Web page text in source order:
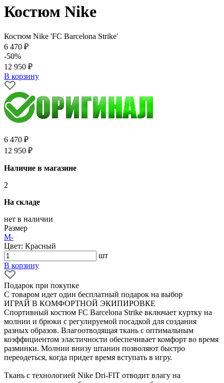
Костюм Nike
Костюм Nike 'FC Barcelona Strike'
6 470 ₽
-50%
12 950 ₽
В корзину
6 470 ₽
12 950 ₽
Наличие в магазине
2
На складе
нет в наличии
Размер
M-
Цвет: Красный
шт
В корзину
Подарок при покупке
С товаром идет один бесплатный подарок на выбор
ИГРАЙ В КОМФОРТНОЙ ЭКИПИРОВКЕ
Спортивный костюм FC Barcelona Strike включает куртку на
молнии и брюки с регулируемой посадкой для создания
разных образов. Влагоотводящая ткань с оптимальным
коэффициентом эластичности обеспечивает комфорт во время
разминки. Молнии внизу штанин позволяют быстро
переодеться, когда придет время вступать в игру.
Ткань с технологией Nike Dri-FIT отводит влагу на